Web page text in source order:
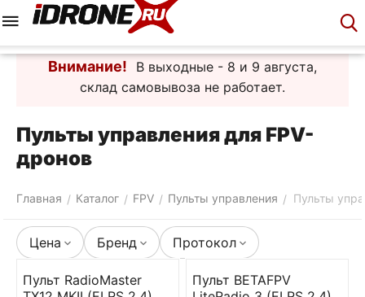
Внимание!
В выходные - 8 и 9 августа,
склад самовывоза не работает.
Пульты управления для FPV-
дронов
Главная / Каталог / FPV / Пульты управления / Пульты
Цена Бренд Протокол
Пульт RadioMaster
Пульт BETAFPV
Корзина